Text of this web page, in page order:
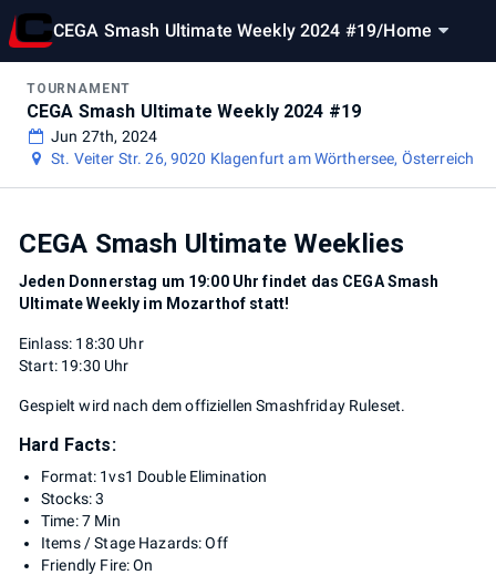
CEGA Smash Ultimate Weekly 2024 #19/Home
TOURNAMENT
CEGA Smash Ultimate Weekly 2024 #19
Jun 27th, 2024
St. Veiter Str. 26, 9020 Klagenfurt am Wörthersee, Österreich
CEGA Smash Ultimate Weeklies
Jeden Donnerstag um 19:00 Uhr findet das CEGA Smash
Ultimate Weekly im Mozarthof statt!
Einlass: 18:30 Uhr
Start: 19:30 Uhr
Gespielt wird nach dem offiziellen Smashfriday Ruleset.
Hard Facts:
Format: 1vs1 Double Elimination
Stocks: 3
Time: 7 Min
Items / Stage Hazards: Off
Friendly Fire: On